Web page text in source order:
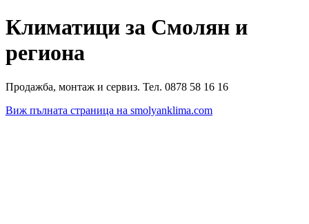
Климатици за Смолян и
региона
Продажба, монтаж и сервиз. Тел. 0878 58 16 16
Виж пълната страница на smolyanklima.com